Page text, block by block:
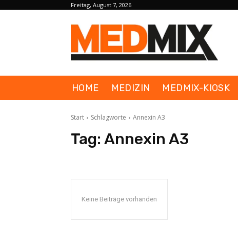
Freitag, August 7, 2026
HOME MEDIZIN MEDMIX-KIOSK
Start Schlagworte Annexin A3
Tag: Annexin A3
Keine Beiträge vorhanden